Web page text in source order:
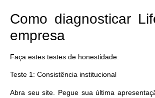
Como diagnosticar
empresa
Faça estes testes de honestidade:
Teste 1: Consistência institucional
Abra seu site. Pegue sua última